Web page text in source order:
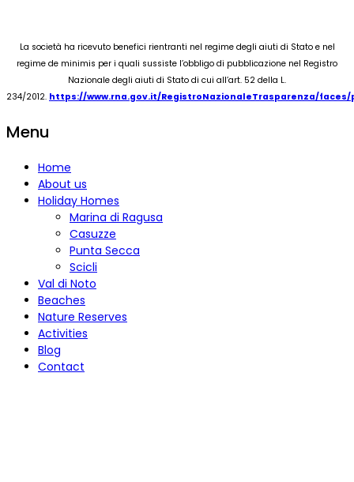
La società ha ricevuto benefici rientranti nel regime degli aiuti di Stato e nel
regime de minimis per i quali sussiste l’obbligo di pubblicazione nel Registro
Nazionale degli aiuti di Stato di cui all’art. 52 della L.
234/2012. https://www.rna.gov.it/RegistroNazionaleTrasparenza/
Menu
Home
About us
Holiday Homes
Marina di Ragusa
Casuzze
Punta Secca
Scicli
Val di Noto
Beaches
Nature Reserves
Activities
Blog
Contact